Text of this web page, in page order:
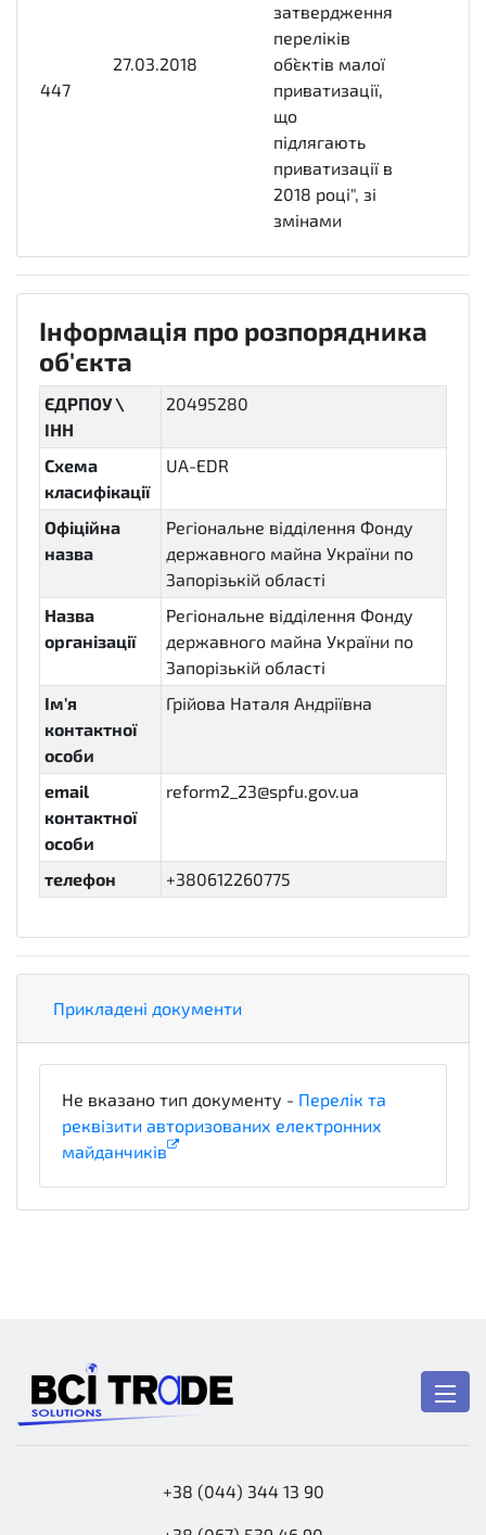
447
27.03.2018
затвердження
переліків
об`єктів малої
приватизації,
що
підлягають
приватизації в
2018 році", зі
змінами
Інформація про розпорядника
об'єкта
ЄДРПОУ \
ІНН
20495280
Схема
класифікації
UA-EDR
Офіційна
назва
Регіональне відділення Фонду
державного майна України по
Запорізькій області
Назва
організації
Регіональне відділення Фонду
державного майна України по
Запорізькій області
Ім'я
контактної
особи
Грійова Наталя Андріївна
email
контактної
особи
reform2_23@spfu.gov.ua
телефон +380612260775
Прикладені документи
Не вказано тип документу - Перелік та
реквізити авторизованих електронних
майданчиків
+38 (044) 344 13 90